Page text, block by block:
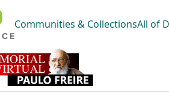
Communities & CollectionsAll of